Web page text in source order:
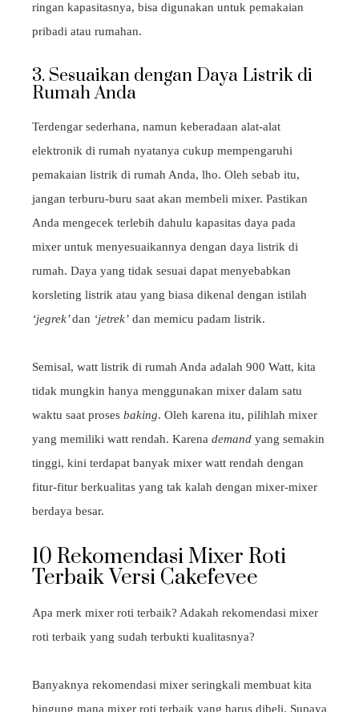
ringan kapasitasnya, bisa digunakan untuk pemakaian
pribadi atau rumahan.
3. Sesuaikan dengan Daya Listrik di
Rumah Anda
Terdengar sederhana, namun keberadaan alat-alat
elektronik di rumah nyatanya cukup mempengaruhi
pemakaian listrik di rumah Anda, lho. Oleh sebab itu,
jangan terburu-buru saat akan membeli mixer. Pastikan
Anda mengecek terlebih dahulu kapasitas daya pada
mixer untuk menyesuaikannya dengan daya listrik di
rumah. Daya yang tidak sesuai dapat menyebabkan
korsleting listrik atau yang biasa dikenal dengan istilah
‘jegrek’dan ‘jetrek’ dan memicu padam listrik.
Semisal, watt listrik di rumah Anda adalah 900 Watt, kita
tidak mungkin hanya menggunakan mixer dalam satu
waktu saat proses baking. Oleh karena itu, pilihlah mixer
yang memiliki watt rendah. Karena demand yang semakin
tinggi, kini terdapat banyak mixer watt rendah dengan
fitur-fitur berkualitas yang tak kalah dengan mixer-mixer
berdaya besar.
10 Rekomendasi Mixer Roti
Terbaik Versi Cakefevee
Apa merk mixer roti terbaik? Adakah rekomendasi mixer
roti terbaik yang sudah terbukti kualitasnya?
Banyaknya rekomendasi mixer seringkali membuat kita
bingung mana mixer roti terbaik yang harus dibeli. Supaya